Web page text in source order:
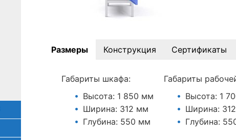
Размеры Конструкция Сертификаты
Габариты шкафа:
Высота: 1 850 мм
Ширина: 312 мм
Глубина: 550 мм
Габариты
Высота: 1
Ширина:
Глубина: